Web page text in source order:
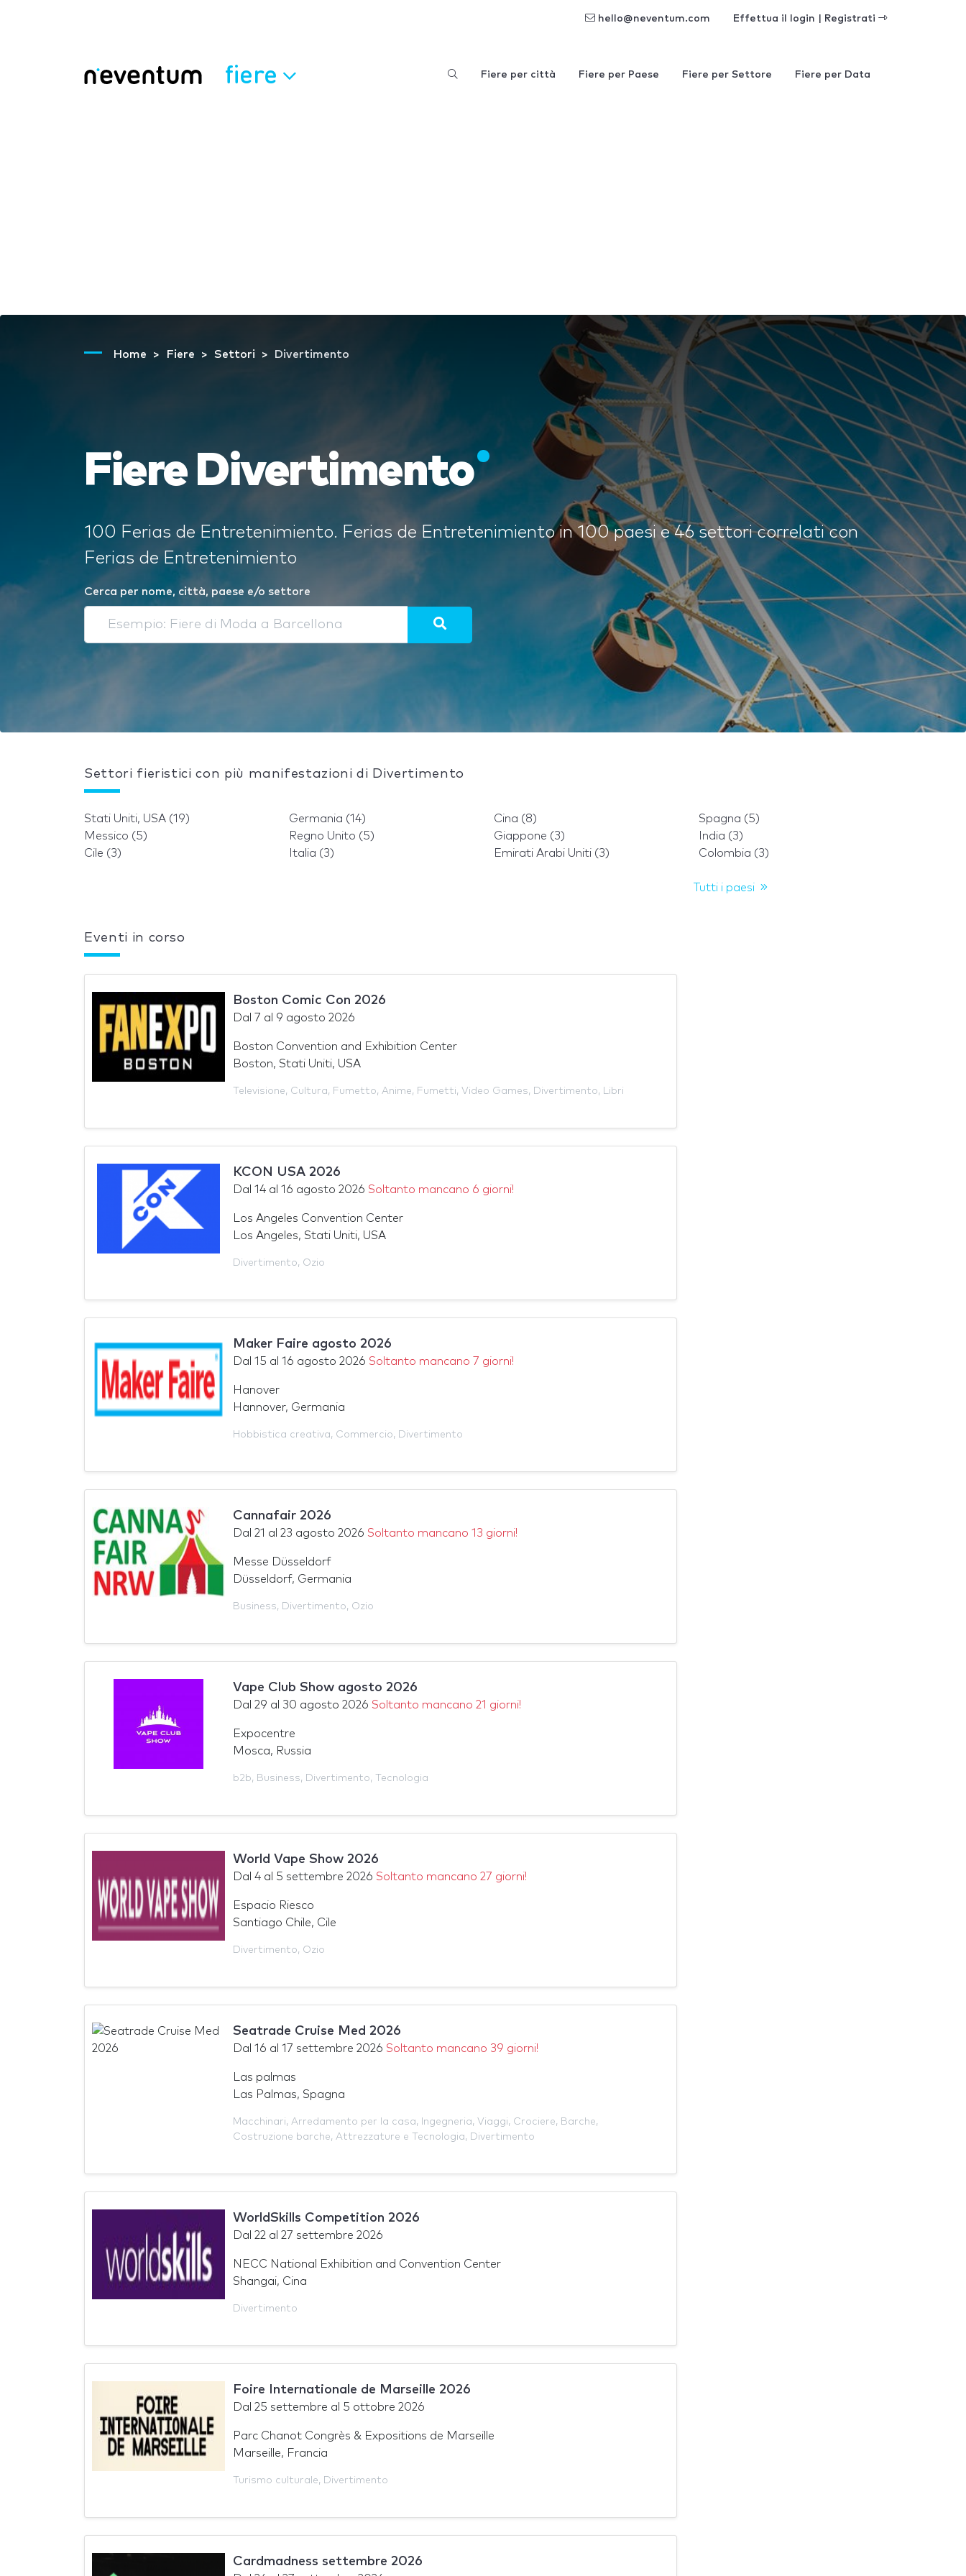
hello@neventum.com Effettua il login | Registrati
fiere Fiere per città Fiere per Paese Fiere per Settore Fiere per Data
Home Fiere Settori Divertimento
Fiere Divertimento
100 Ferias de Entretenimiento. Ferias de Entretenimiento in 100 paesi e 46 settori correlati con
Ferias de Entretenimiento
Cerca per nome, città, paese e/o settore
Settori fieristici con più manifestazioni di Divertimento
Stati Uniti, USA (19) Germania (14) Cina (8)
Spagna (5)
Messico (5)
Regno Unito (5) Giappone (3)
India (3)
Cile (3)
Italia (3) Emirati Arabi Uniti (3) Colombia (3)
Tutti i paesi
Eventi in corso
Boston Comic Con 2026
Dal 7 al 9 agosto 2026
Boston Convention and Exhibition Center
Boston, Stati Uniti, USA
Televisione, Cultura, Fumetto, Anime, Fumetti, Video Games, Divertimento, Libri
KCON USA 2026
Dal 14al 16 agosto 2026 Soltanto mancano 6 giorni!
Los Angeles Convention Center
Los Angeles, Stati Uniti, USA
Divertimento, Ozio
Maker Faire agosto 2026
Dal 15 al 16 agosto 2026 Soltanto mancano 7 giorni!
Hanover
Hannover, Germania
Hobbistica creativa, Commercio, Divertimento
Cannafair 2026
Dal 21 al 23 agosto 2026 Soltanto mancano 13 giorni!
Messe Düsseldorf
Düsseldorf, Germania
Business, Divertimento, Ozio
Vape Club Show agosto 2026
Dal 29 al 30 agosto 2026 Soltanto mancano 21 giorni!
Expocentre
Mosca, Russia
b2b, Business, Divertimento, Tecnologia
World Vape Show 2026
Dal 4al 5 settembre 2026 Soltanto mancano 27 giorni!
Espacio Riesco
Santiago Chile, Cile
Divertimento, Ozio
Seatrade Cruise Med 2026
Dal 16 al 17 settembre 2026 Soltanto mancano 39 giorni!
Las palmas
Las Palmas, Spagna
Macchinari, Arredamento per la casa, Ingegneria, Viaggi, Crociere, Barche,
Costruzione barche, Attrezzature e Tecnologia, Divertimento
WorldSkills Competition 2026
Dal 22 al 27 settembre 2026
NECC National Exhibition and Convention Center
Shangai, Cina
Divertimento
Foire Internationale de Marseille 2026
Dal 25 settembre al 5 ottobre 2026
Parc Chanot Congrès & Expositions de Marseille
Marseille, Francia
Turismo culturale, Divertimento
Cardmadness settembre 2026